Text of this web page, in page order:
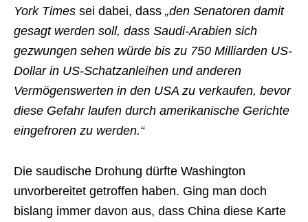
York Times sei dabei, dass „den Senatoren damit
gesagt werden soll, dass Saudi-Arabien sich
gezwungen sehen würde bis zu 750 Milliarden US-
Dollar in US-Schatzanleihen und anderen
Vermögenswerten in den USA zu verkaufen, bevor
diese Gefahr laufen durch amerikanische Gerichte
eingefroren zu werden.“
Die saudische Drohung dürfte Washington
unvorbereitet getroffen haben. Ging man doch
bislang immer davon aus, dass China diese Karte